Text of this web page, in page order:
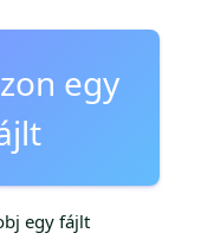
egy
egy fájlt